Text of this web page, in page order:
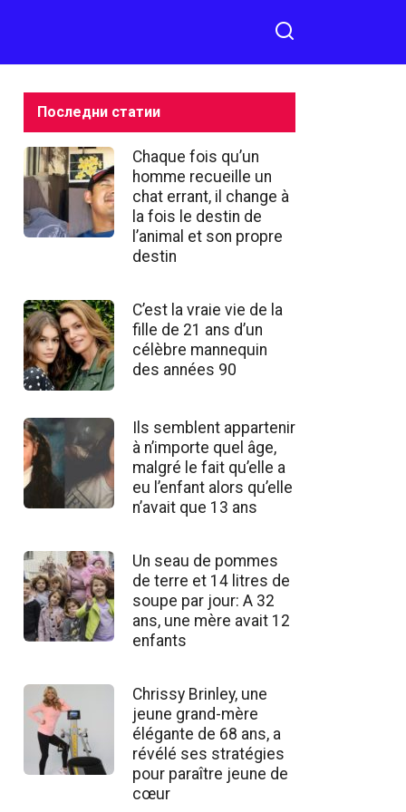
Последни статии
Chaque fois qu’un
homme recueille un
chat errant, il change à
la fois le destin de
l’animal et son propre
destin
C’est la vraie vie de la
fille de 21 ans d’un
célèbre mannequin
des années 90
Ils semblent appartenir
à n’importe quel âge,
malgré le fait qu’elle a
eu l’enfant alors qu’elle
n’avait que 13 ans
Un seau de pommes
de terre et 14 litres de
soupe par jour: A 32
ans, une mère avait 12
enfants
Chrissy Brinley, une
jeune grand-mère
élégante de 68 ans, a
révélé ses stratégies
pour paraître jeune de
cœur